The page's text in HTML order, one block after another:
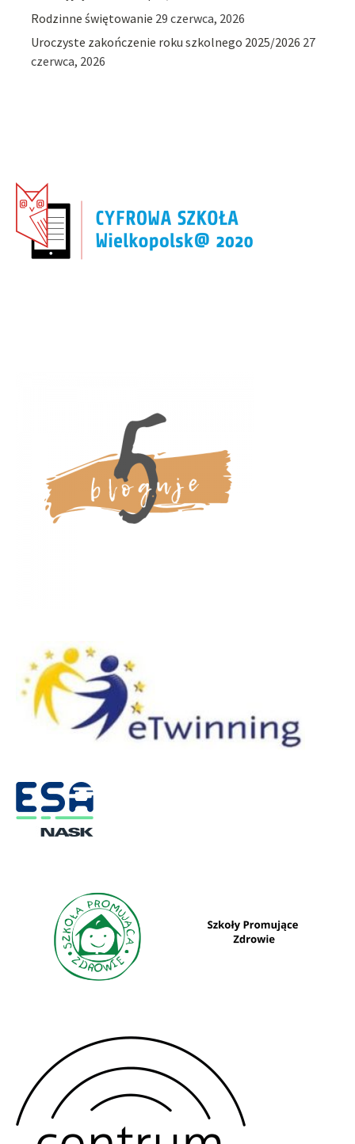
Rodzinne świętowanie 29 czerwca, 2026
Uroczyste zakończenie roku szkolnego 2025/2026 27
czerwca, 2026